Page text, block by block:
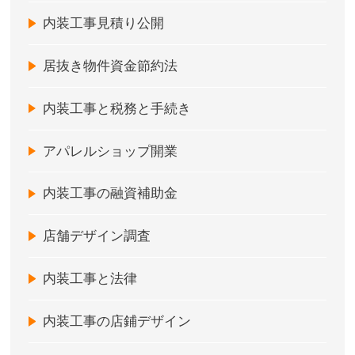
内装工事見積り公開
居抜き物件資金節約法
内装工事と税務と手続き
アパレルショップ開業
内装工事の融資補助金
店舗デザイン調査
内装工事と法律
内装工事の店鋪デザイン